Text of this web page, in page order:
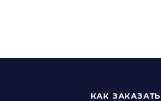
КАК ЗАКАЗАТЬ